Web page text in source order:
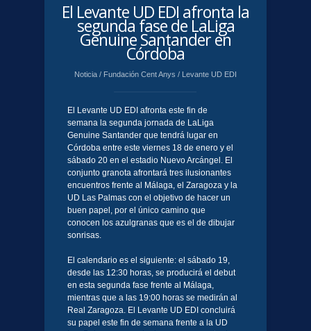
El Levante UD EDI afronta la
segunda fase de LaLiga
Genuine Santander en
Córdoba
Noticia / Fundación Cent Anys / Levante UD EDI
El Levante UD EDI afronta este fin de
semana la segunda jornada de LaLiga
Genuine Santander que tendrá lugar en
Córdoba entre este viernes 18 de enero y el
sábado 20 en el estadio Nuevo Arcángel. El
conjunto granota afrontará tres ilusionantes
encuentros frente al Málaga, el Zaragoza y la
UD Las Palmas con el objetivo de hacer un
buen papel, por el único camino que
conocen los azulgranas que es el de dibujar
sonrisas.
El calendario es el siguiente: el sábado 19,
desde las 12:30 horas, se producirá el debut
en esta segunda fase frente al Málaga,
mientras que a las 19:00 horas se medirán al
Real Zaragoza. El Levante UD EDI concluirá
su papel este fin de semana frente a la UD